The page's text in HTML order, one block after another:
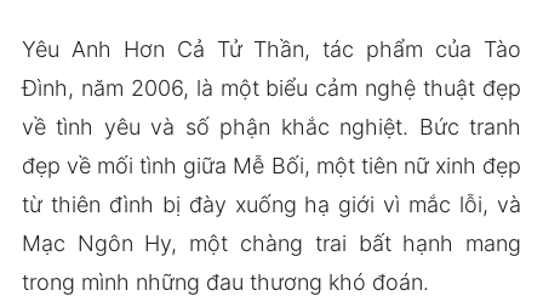
Yêu Anh Hơn Cả Tử Thần, tác phẩm của Tào
Đình, năm 2006, là một biểu cảm nghệ thuật đẹp
về tình yêu và số phận khắc nghiệt. Bức tranh
đẹp về mối tình giữa Mễ Bối, một tiên nữ xinh đẹp
từ thiên đình bị đày xuống hạ giới vì mắc lỗi, và
Mạc Ngôn Hy, một chàng trai bất hạnh mang
trong mình những đau thương khó đoán.